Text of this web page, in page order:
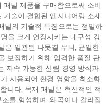
널 제품을 구매함으로써 소비
술이 결합된 엔지니어링 소재
널의 기술적 특징으로는 정밀하
을 크게 연장시키는 내구성 강
은 일관된 나뭇결 무늬, 균일한
보장하기 위해 엄격한 품질 관
지속 가능한 산림 경영 방식과
사용되어 환경 영향을 최소화
니다. 목재 패널은 혁신적인 적
를 형성하며, 왜곡이나 갈라짐